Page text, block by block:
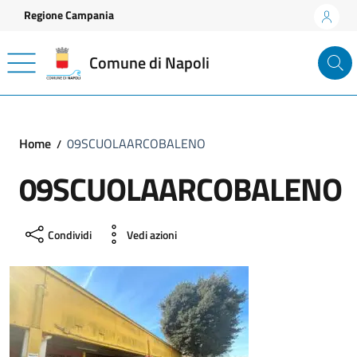
Vai ai contenuti
Vai al footer
Regione Campania
Comune di Napoli
Home 09SCUOLAARCOBALENO
09SCUOLAARCOBALENO
Condividi Vedi azioni